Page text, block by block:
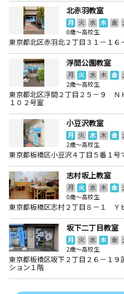
北赤羽教室
月 火 水 木 金
0歳～高校生
東京都北区赤羽北２丁目３１－１６
浮間公園教室
月 火 水 木 金
2歳～高校生
東京都北区浮間２丁目２５－９
１０２号室
小豆沢教室
月 火 水 木 金
2歳～高校生
東京都板橋区小豆沢４丁目５番１号
志村坂上教室
月 火 水 木 金
0歳～高校生
東京都板橋区志村２丁目８－１ Ｙ
坂下二丁目教室
月 火 水 木 金
2歳～高校生
東京都板橋区坂下２丁目２６－１９
ション１階